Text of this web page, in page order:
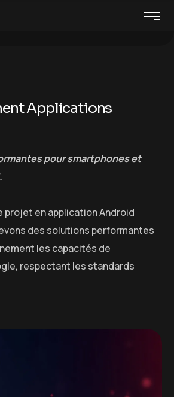
entApplications
pour smartphones et
projet en application Android
des solutions performantes
les capacités de
respectant les standards